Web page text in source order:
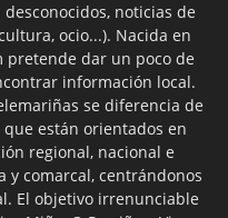
noticias de
ocio...). Nacida en
pretende dar un poco de
información local.
se diferencia de
están orientados en
regional, nacional e
comarcal, centrándonos
El objetivo irrenunciable